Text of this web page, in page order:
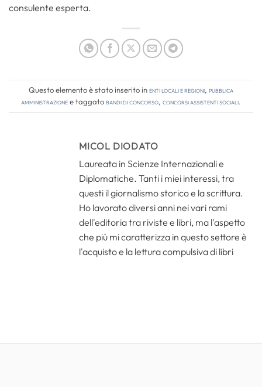
consulente esperta.
Questo elemento è stato inserito inEnti locali e regioni, Pubblica
amministrazionee taggatobandi di concorso, concorsi assistenti sociali.
MICOL DIODATO
Laureata in Scienze Internazionali e
Diplomatiche. Tanti i miei interessi, tra
questi il giornalismo storico e la scrittura.
Ho lavorato diversi anni nei vari rami
dell'editoria tra riviste e libri, ma l'aspetto
che più mi caratterizza in questo settore è
l'acquisto e la lettura compulsiva di libri